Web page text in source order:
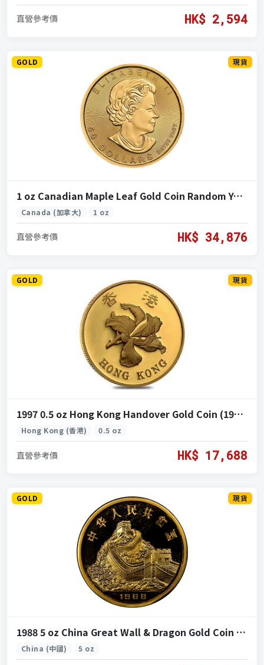
直營參考價 HK$ 2,594
GOLD 現貨
1 oz Canadian Maple Leaf Gold Coin Random Year ( 加拿大楓葉金幣 1盎司隨機年份)
Canada (加拿大) 1 oz
直營參考價 HK$ 34,876
GOLD 現貨
1997 0.5 oz Hong Kong Handover Gold Coin (1997 香港回歸紀念金幣 0.5盎司)
Hong Kong (香港) 0.5 oz
直營參考價 HK$ 17,688
GOLD 現貨
1988 5 oz China Great Wall & Dragon Gold Coin (1988 中國長城龍金幣 5盎司)
China (中國) 5 oz